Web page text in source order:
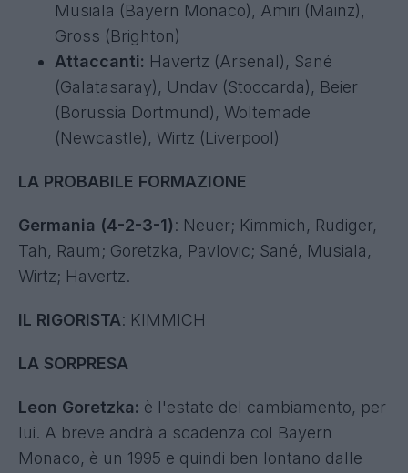
Musiala (Bayern Monaco), Amiri (Mainz),
Gross (Brighton)
Attaccanti: Havertz (Arsenal), Sané
(Galatasaray), Undav (Stoccarda), Beier
(Borussia Dortmund), Woltemade
(Newcastle), Wirtz (Liverpool)
LA PROBABILE FORMAZIONE
Germania (4-2-3-1): Neuer; Kimmich, Rudiger,
Tah, Raum; Goretzka, Pavlovic; Sané, Musiala,
Wirtz; Havertz.
IL RIGORISTA: KIMMICH
LA SORPRESA
Leon Goretzka: è l'estate del cambiamento, per
lui. A breve andrà a scadenza col Bayern
Monaco, è un 1995 e quindi ben lontano dalle